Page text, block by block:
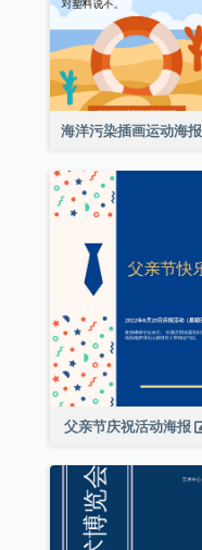
父亲节庆祝活动海报